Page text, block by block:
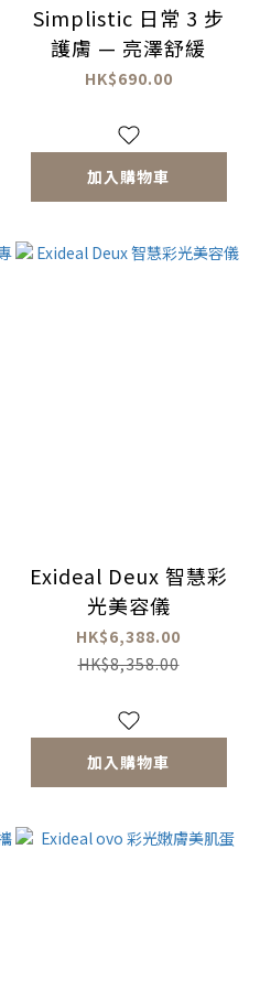
Simplistic 日常 3 步
護膚 — 亮澤舒緩
HK$690.00
加入購物車
Exideal Deux 智慧彩
光美容儀
HK$6,388.00
HK$8,358.00
加入購物車